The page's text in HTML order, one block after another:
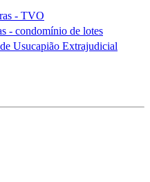
- TVO
- condomínio de lotes
Usucapião Extrajudicial